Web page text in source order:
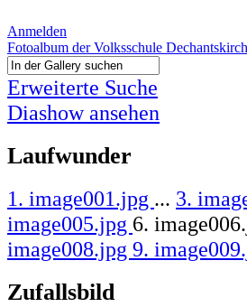
Anmelden
Fotoalbum der Volksschule
Erweiterte Suche
Diashow ansehen
Laufwunder
1. image001.jpg ... 3.
image005.jpg 6.
image008.jpg 9.
Zufallsbild